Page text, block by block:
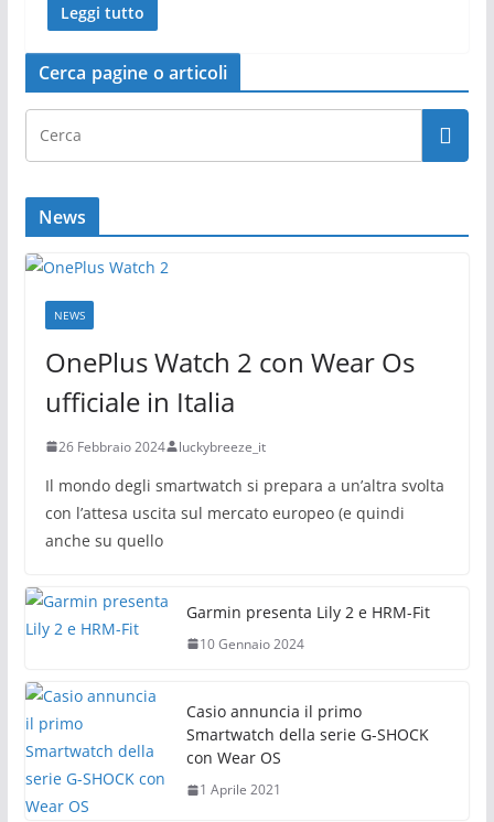
Leggi tutto
Cerca pagine o articoli
News
NEWS
OnePlus Watch 2 con Wear Os
ufficiale in Italia
26 Febbraio 2024 luckybreeze_it
Il mondo degli smartwatch si prepara a un’altra svolta
con l’attesa uscita sul mercato europeo (e quindi
anche su quello
Garmin presenta Lily 2 e HRM-Fit
10 Gennaio 2024
Casio annuncia il primo
Smartwatch della serie G-SHOCK
con Wear OS
1 Aprile 2021